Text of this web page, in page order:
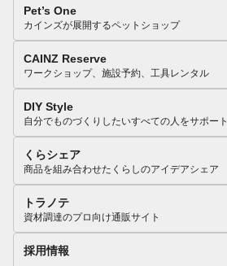
Pet’s One
カインズが展開するペットショップ
CAINZ Reserve
ワークショップ、施設予約、工具レンタル
DIY Style
自分でものづくりしたいすべての人をサポート
くらシェア
商品を組み合わせたくらしのアイデアシェア
トラノテ
資材調達のプロ向け通販サイト
採用情報